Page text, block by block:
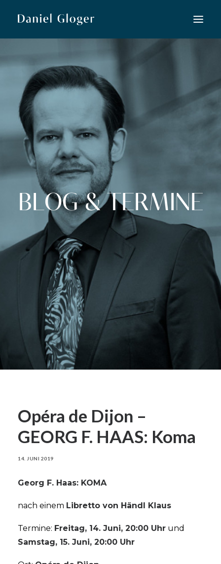
Home
Musiktheater
Lied
Konzert
Neue Musik
Kooperationen
Kurse
BLOG & TERMINE
Opéra de Dijon –
GEORG F. HAAS: Koma
14. JUNI 2019
Georg F. Haas: KOMA
nach einem Libretto von Händl Klaus
Termine: Freitag, 14. Juni, 20:00 Uhr und
Samstag, 15. Juni, 20:00 Uhr